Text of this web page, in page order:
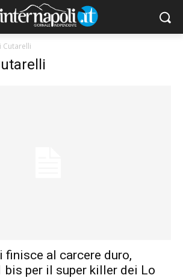
Cutarelli
finisce al carcere duro,
per il super killer dei Lo